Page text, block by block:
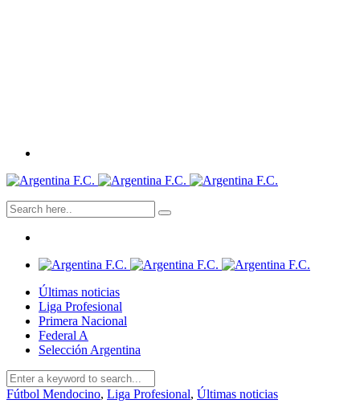
Últimas noticias
Liga Profesional
Primera Nacional
Federal A
Selección Argentina
Fútbol Mendocino, Liga Profesional, Últimas noticias